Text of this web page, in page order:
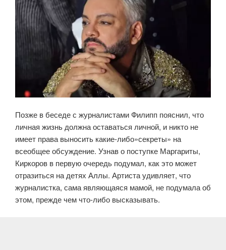
Позже в беседе с журналистами Филипп пояснил, что
личная жизнь должна оставаться личной, и никто не
имеет права выносить какие-либо»секреты» на
всеобщее обсуждение. Узнав о поступке Маргариты,
Киркоров в первую очередь подумал, как это может
отразиться на детях Аллы. Артиста удивляет, что
журналистка, сама являющаяся мамой, не подумала об
этом, прежде чем что-либо высказывать.